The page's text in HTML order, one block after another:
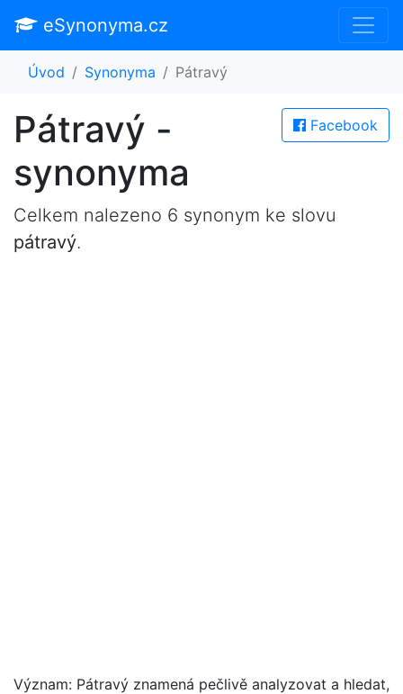
eSynonyma.cz
Úvod Synonyma Pátravý
Facebook
Pátravý -
synonyma
Celkem nalezeno 6 synonym ke slovu
pátravý.
Význam: Pátravý znamená pečlivě analyzovat a hledat,